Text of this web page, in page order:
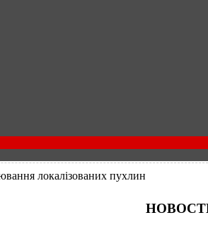
локалізованих пухлин